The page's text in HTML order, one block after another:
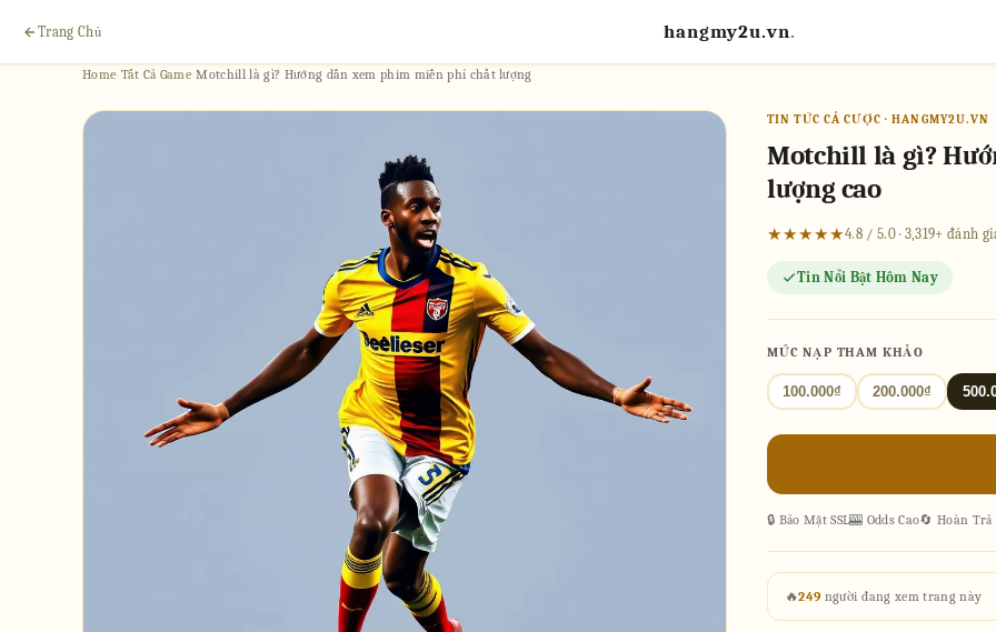
Trang Chủ hangmy2u.vn.
Home›Tất Cả Game›Motchill là gì? Hướng dẫn xem phim miễn phí chất lượng
TIN TỨC CÁ CƯỢC · HANGMY2U.VN
Motchill là gì?
lượng cao
★★★★★4.8 / 5.0 · 3,319+ đánh
Tin Nổi Bật Hôm Nay
MỨC NẠP THAM KHẢO
100.000₫ 200.000₫
🔒 Bảo Mật SSL🎰 Odds Cao🔄 Hoàn Trả
🔥249 người đang xem trang này